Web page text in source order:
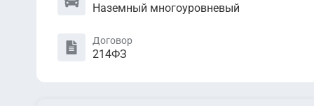
Наземный многоуровневый
Договор
214ФЗ